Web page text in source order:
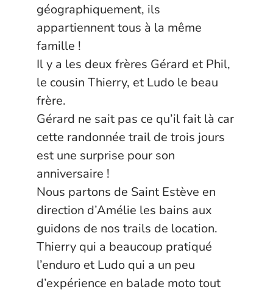
géographiquement, ils
appartiennent tous à la même
famille !
Il y a les deux frères Gérard et Phil,
le cousin Thierry, et Ludo le beau
frère.
Gérard ne sait pas ce qu’il fait là car
cette randonnée trail de trois jours
est une surprise pour son
anniversaire !
Nous partons de Saint Estève en
direction d’Amélie les bains aux
guidons de nos trails de location.
Thierry qui a beaucoup pratiqué
l’enduro et Ludo qui a un peu
d’expérience en balade moto tout